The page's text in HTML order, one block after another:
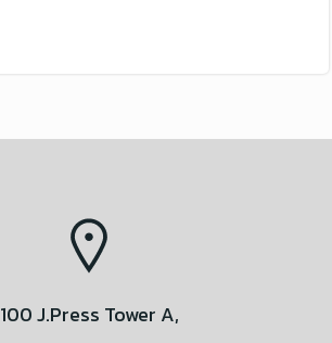
100 J.Press Tower A,